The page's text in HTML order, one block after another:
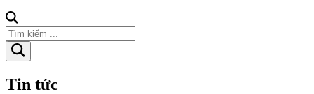
Tin tức